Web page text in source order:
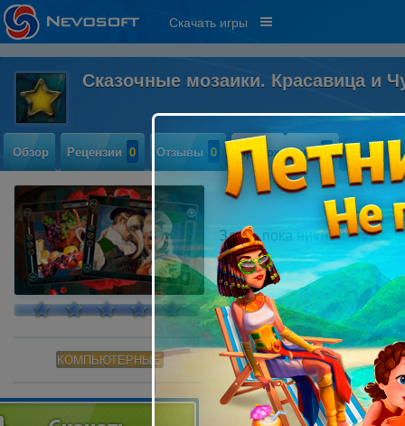
Скачать игры
Сказочные мозаики. Красавица и
Обзор Рецензии 0 Отзывы 0 Прохождение 0
КОМПЬЮТЕРНЫЕ
Здесь пока никто не писал